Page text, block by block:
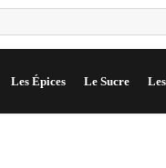
Les Épices Le Sucre